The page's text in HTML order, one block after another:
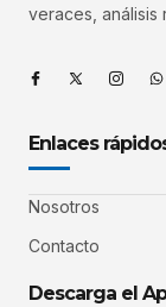
veraces, análisis
Enlaces
Nosotros
Contacto
Descarga el